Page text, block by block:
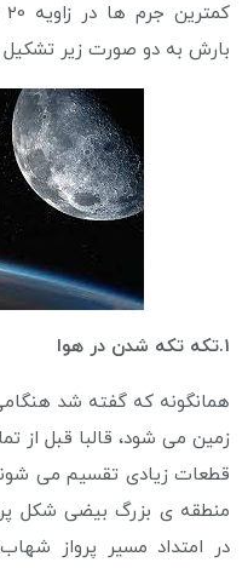
بارش به دو صورت زیر
1.تکه تکه شدن در هوا
همانگونه که گفته شد
زمین می شود، قالبا قبل از
قطعات زیادی تقسیم می
منطقه ی بزرگ بیضی شکل
در امتداد مسیر پرواز